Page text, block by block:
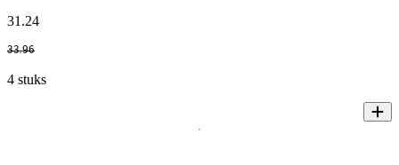
31.24
33.96
4 stuks